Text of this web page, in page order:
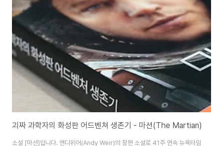
입니다. 사실 다크사이드에 큰 관심은 없어서 처음 만나보네요. ㅎ 요렇게 두면
어울리려나요? ㅎㅎ
괴짜 과학자의 화성판 어드벤쳐 생존기 - 마션(The Martian)
소설 [마션]입니다. 앤디위어(Andy Weir)의 장편 소설로 41주 연속 뉴욕타임